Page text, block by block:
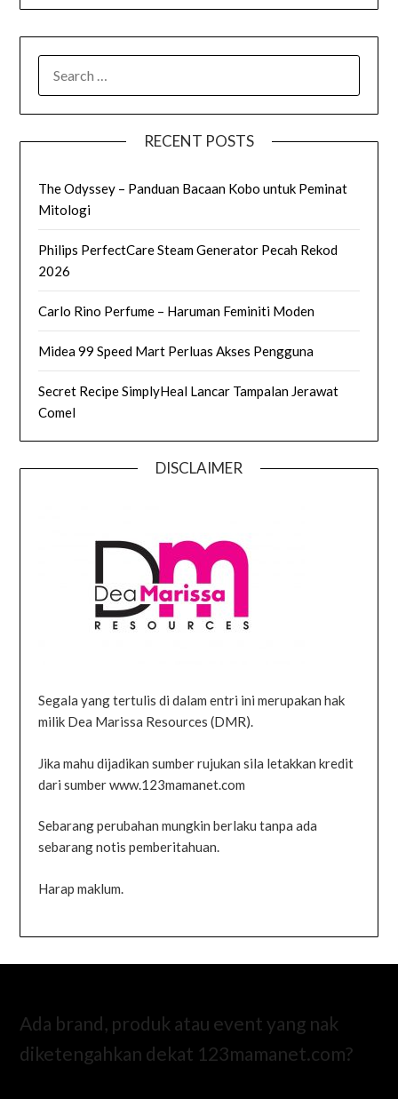
FOR:
RECENT POSTS
The Odyssey – Panduan Bacaan Kobo untuk Peminat
Mitologi
Philips PerfectCare Steam Generator Pecah Rekod
2026
Carlo Rino Perfume – Haruman Feminiti Moden
Midea 99 Speed Mart Perluas Akses Pengguna
Secret Recipe SimplyHeal Lancar Tampalan Jerawat
Comel
DISCLAIMER
Segala yang tertulis di dalam entri ini merupakan hak
milik Dea Marissa Resources (DMR).
Jika mahu dijadikan sumber rujukan sila letakkan kredit
dari sumber www.123mamanet.com
Sebarang perubahan mungkin berlaku tanpa ada
sebarang notis pemberitahuan.
Harap maklum.
Ada brand, produk atau event yang nak
diketengahkan dekat 123mamanet.com?